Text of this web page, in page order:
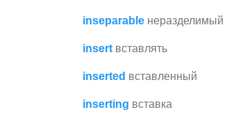
inseparable неразделимый
insert вставлять
inserted вставленный
inserting вставка